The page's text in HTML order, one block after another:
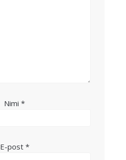
Nimi *
E-post *